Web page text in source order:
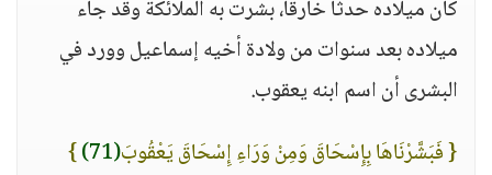
كان ميلاده حدثا خارقا، بشرت به الملائكة وقد جاء
ميلاده بعد سنوات من ولادة أخيه إسماعيل وورد في
البشرى أن اسم ابنه يعقوب.
{ فَبَشَّرْنَاهَا بِإِسْحَاقَ وَمِنْ وَرَاءِ إِسْحَاقَ يَعْقُوبَ(71)
}